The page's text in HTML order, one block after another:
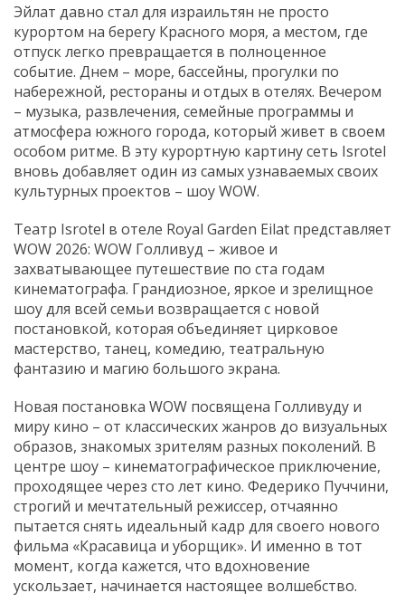
Эйлат давно стал для израильтян не просто
курортом на берегу Красного моря, а местом, где
отпуск легко превращается в полноценное
событие. Днем – море, бассейны, прогулки по
набережной, рестораны и отдых в отелях. Вечером
– музыка, развлечения, семейные программы и
атмосфера южного города, который живет в своем
особом ритме. В эту курортную картину сеть Isrotel
вновь добавляет один из самых узнаваемых своих
культурных проектов – шоу WOW.
Театр Isrotel в отеле Royal Garden Eilat представляет
WOW 2026: WOW Голливуд – живое и
захватывающее путешествие по ста годам
кинематографа. Грандиозное, яркое и зрелищное
шоу для всей семьи возвращается с новой
постановкой, которая объединяет цирковое
мастерство, танец, комедию, театральную
фантазию и магию большого экрана.
Новая постановка WOW посвящена Голливуду и
миру кино – от классических жанров до визуальных
образов, знакомых зрителям разных поколений. В
центре шоу – кинематографическое приключение,
проходящее через сто лет кино. Федерико Пуччини,
строгий и мечтательный режиссер, отчаянно
пытается снять идеальный кадр для своего нового
фильма «Красавица и уборщик». И именно в тот
момент, когда кажется, что вдохновение
ускользает, начинается настоящее волшебство.